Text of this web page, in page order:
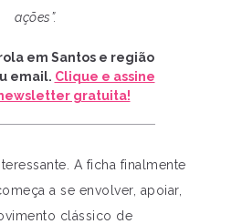
ações”.
em Santos e região
email. Clique e assine
gratuita!
A ficha finalmente
a se envolver, apoiar,
clássico de